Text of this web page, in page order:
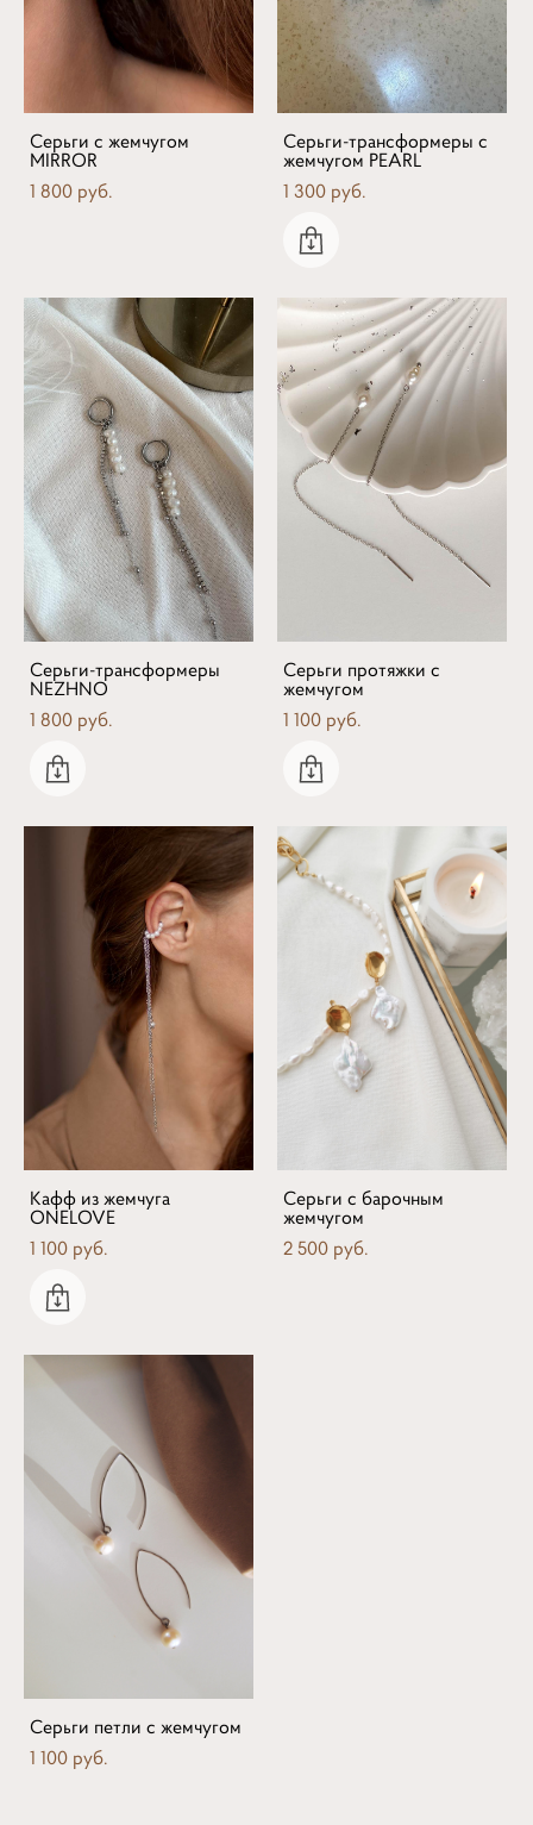
Серьги с жемчугом
MIRROR
1 800 pуб.
Серьги-трансформеры с
жемчугом PEARL
1 300 pуб.
Серьги-трансформеры
NEZHNO
1 800 pуб.
Серьги протяжки с
жемчугом
1 100 pуб.
Кафф из жемчуга
ONELOVE
1 100 pуб.
Серьги с барочным
жемчугом
2 500 pуб.
Серьги петли с жемчугом
1 100 pуб.